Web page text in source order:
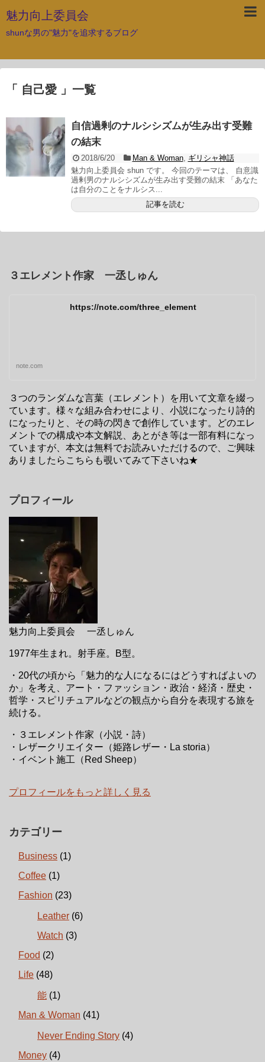
魅力向上委員会
shunな男の"魅力"を追求するブログ
「 自己愛 」一覧
自信過剰のナルシシズムが生み出す受難
の結末
2018/6/20 Man & Woman, ギリシャ神話
魅力向上委員会 shun です。 今回のテーマは、 自意識
過剰男のナルシシズムが生み出す受難の結末 「あなた
は自分のことをナルシス...
記事を読む
３エレメント作家 一丞しゅん
https://note.com/three_element
note.com
３つのランダムな言葉（エレメント）を用いて文章を綴っ
ています。様々な組み合わせにより、小説になったり詩的
になったりと、その時の閃きで創作しています。どのエレ
メントでの構成や本文解説、あとがき等は一部有料になっ
ていますが、本文は無料でお読みいただけるので、ご興味
ありましたらこちらも覗いてみて下さいね★
プロフィール
魅力向上委員会 一丞しゅん
1977年生まれ。射手座。B型。
・20代の頃から「魅力的な人になるにはどうすればよいの
か」を考え、アート・ファッション・政治・経済・歴史・
哲学・スピリチュアルなどの観点から自分を表現する旅を
続ける。
・３エレメント作家（小説・詩）
・レザークリエイター（姫路レザー・La storia）
・イベント施工（Red Sheep）
プロフィールをもっと詳しく見る
カテゴリー
Business (1)
Coffee (1)
Fashion (23)
Leather (6)
Watch (3)
Food (2)
Life (48)
能 (1)
Man & Woman (41)
Never Ending Story (4)
Money (4)